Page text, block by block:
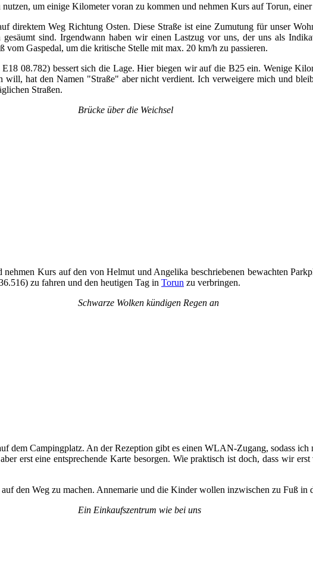
um einige Kilometer voran zu kommen und nehmen Kurs auf Torun,
direktem Weg Richtung Osten. Diese Straße ist eine Zumutung für unser
sind. Irgendwann haben wir einen Lastzug vor uns, der uns als
vom Gaspedal, um die kritische Stelle mit max. 20 km/h zu passieren.
08.782) bessert sich die Lage. Hier biegen wir auf die B25 ein. Wenige
will, hat den Namen "Straße" aber nicht verdient. Ich verweigere mich und
Straßen.
Brücke über die Weichsel
nehmen Kurs auf den von Helmut und Angelika beschriebenen bewachten
zu fahren und den heutigen Tag in Torun zu verbringen.
Schwarze Wolken kündigen Regen an
dem Campingplatz. An der Rezeption gibt es einen WLAN-Zugang, sodass
erst eine entsprechende Karte besorgen. Wie praktisch ist doch, dass wir
den Weg zu machen. Annemarie und die Kinder wollen inzwischen zu Fuß in
Ein Einkaufszentrum wie bei uns